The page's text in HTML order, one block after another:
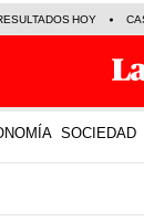
HOY
SOCIEDAD